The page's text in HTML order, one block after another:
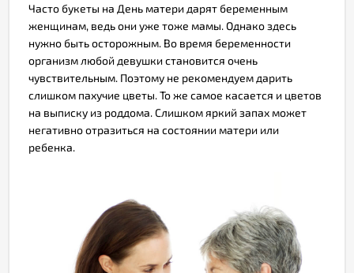
Часто букеты на День матери дарят беременным
женщинам, ведь они уже тоже мамы. Однако здесь
нужно быть осторожным. Во время беременности
организм любой девушки становится очень
чувствительным. Поэтому не рекомендуем дарить
слишком пахучие цветы. То же самое касается и цветов
на выписку из роддома. Слишком яркий запах может
негативно отразиться на состоянии матери или
ребенка.